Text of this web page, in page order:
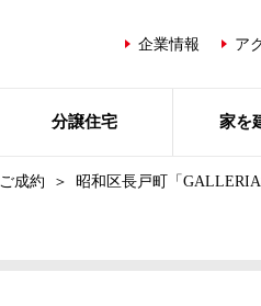
企業情報 ア
分譲住宅 家を
ご成約 昭和区長戸町「